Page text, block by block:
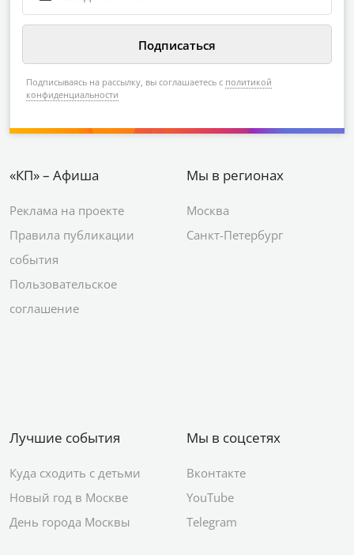
Подписываясь на рассылку, вы соглашаетесь с политикой
конфиденциальности
«КП» – Афиша
Реклама на проекте
Правила публикации
события
Пользовательское
соглашение
Мы в регионах
Москва
Санкт-Петербург
Лучшие события
Куда сходить с детьми
Новый год в Москве
День города Москвы
Мы в соцсетях
Вконтакте
YouTube
Telegram